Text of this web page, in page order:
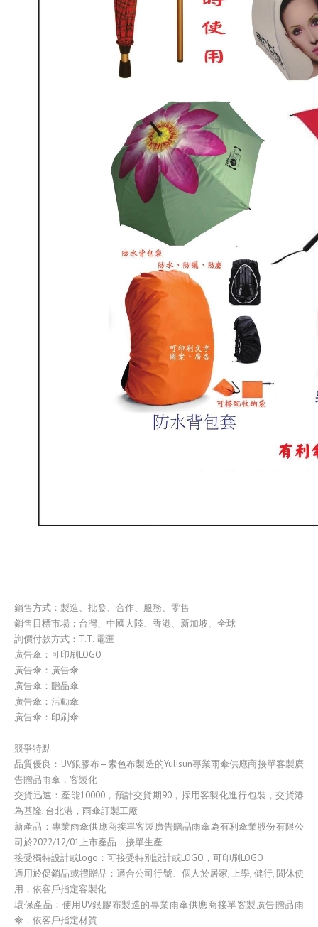
銷售方式：製造、批發、合作、服務、零售
銷售目標市場：台灣、中國大陸、香港、新加坡、全球
詢價付款方式：T.T. 電匯
廣告傘：可印刷LOGO
廣告傘：廣告傘
廣告傘：贈品傘
廣告傘：活動傘
廣告傘：印刷傘
競爭特點
品質優良：UV銀膠布—素色布製造的Yulisun專業雨傘供應商接單客製廣
告贈品雨傘，客製化
交貨迅速：產能10000，預計交貨期90，採用客製化進行包裝，交貨港
為基隆, 台北港，雨傘訂製工廠
新產品：專業雨傘供應商接單客製廣告贈品雨傘為有利傘業股份有限公
司於2022/12/01上市產品，接單生產
接受獨特設計或logo：可接受特別設計或LOGO，可印刷LOGO
適用於促銷品或禮贈品：適合公司行號、個人於居家, 上學, 健行, 閒休使
用，依客戶指定客製化
環保產品：使用UV銀膠布製造的專業雨傘供應商接單客製廣告贈品雨
傘，依客戶指定材質